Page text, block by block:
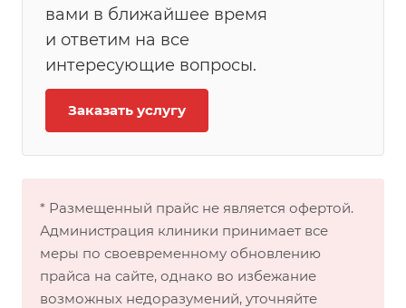
вами в ближайшее время
и ответим на все
интересующие вопросы.
Заказать услугу
* Размещенный прайс не является офертой.
Администрация клиники принимает все
меры по своевременному обновлению
прайса на сайте, однако во избежание
возможных недоразумений, уточняйте